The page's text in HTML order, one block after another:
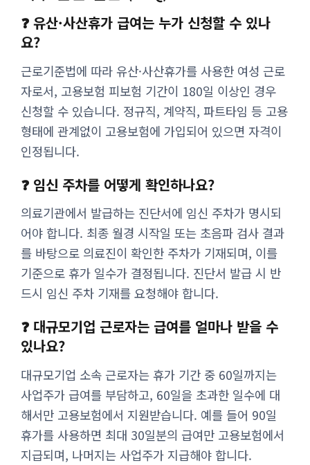
❓ 유산·사산휴가 급여는 누가 신청할 수 있나
요?
근로기준법에 따라 유산·사산휴가를 사용한 여성 근로
자로서, 고용보험 피보험 기간이 180일 이상인 경우
신청할 수 있습니다. 정규직, 계약직, 파트타임 등 고용
형태에 관계없이 고용보험에 가입되어 있으면 자격이
인정됩니다.
❓ 임신 주차를 어떻게 확인하나요?
의료기관에서 발급하는 진단서에 임신 주차가 명시되
어야 합니다. 최종 월경 시작일 또는 초음파 검사 결과
를 바탕으로 의료진이 확인한 주차가 기재되며, 이를
기준으로 휴가 일수가 결정됩니다. 진단서 발급 시 반
드시 임신 주차 기재를 요청해야 합니다.
❓ 대규모기업 근로자는 급여를 얼마나 받을 수
있나요?
대규모기업 소속 근로자는 휴가 기간 중 60일까지는
사업주가 급여를 부담하고, 60일을 초과한 일수에 대
해서만 고용보험에서 지원받습니다. 예를 들어 90일
휴가를 사용하면 최대 30일분의 급여만 고용보험에서
지급되며, 나머지는 사업주가 지급해야 합니다.